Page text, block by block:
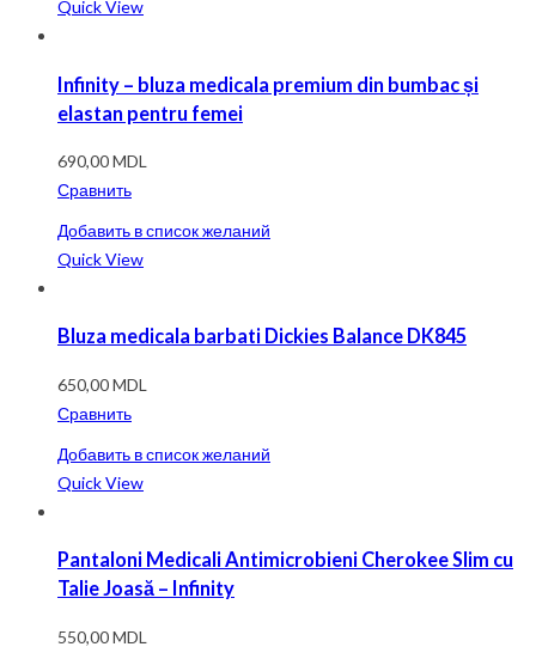
Quick View
Infinity – bluza medicala premium din bumbac și
elastan pentru femei
690,00MDL
Сравнить
Добавить в список желаний
Quick View
Bluza medicala barbati Dickies Balance DK845
650,00MDL
Сравнить
Добавить в список желаний
Quick View
Pantaloni Medicali Antimicrobieni Cherokee Slim cu
Talie Joasă – Infinity
550,00MDL